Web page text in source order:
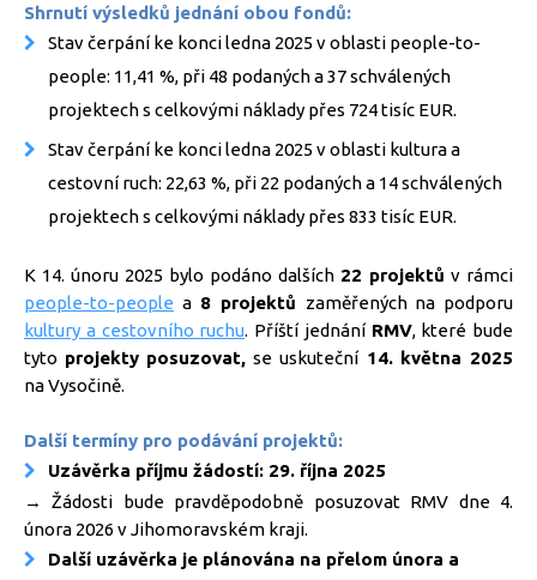
Shrnutí výsledků jednání obou fondů:
Stav čerpání ke konci ledna 2025 v oblasti people-to-
people: 11,41 %, při 48 podaných a 37 schválených
projektech s celkovými náklady přes 724 tisíc EUR.
Stav čerpání ke konci ledna 2025 v oblasti kultura a
cestovní ruch: 22,63 %, při 22 podaných a 14 schválených
projektech s celkovými náklady přes 833 tisíc EUR.
K 14. únoru 2025 bylo podáno dalších 22 projektů v rámci
people-to-people a8 projektů zaměřených na podporu
kultury a cestovního ruchu. Příští jednání RMV, které bude
tyto projekty posuzovat, se uskuteční14. května 2025
na Vysočině.
Další termíny pro podávání projektů:
Uzávěrka příjmu žádostí: 29. října 2025
→ Žádosti bude pravděpodobně posuzovat RMV dne 4.
února 2026 v Jihomoravském kraji.
Další uzávěrka je plánována na přelom února a